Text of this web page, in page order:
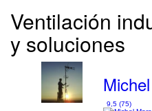
Ventilación
y soluciones
9,5 (75)